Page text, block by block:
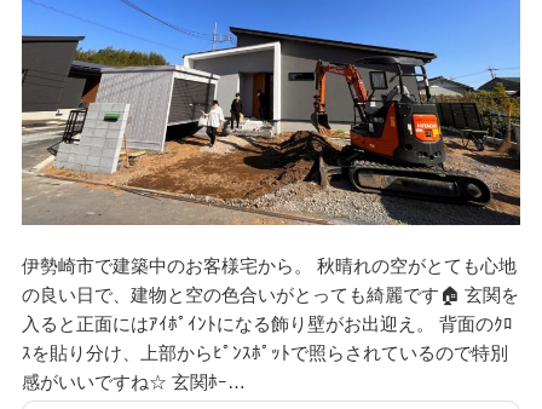
伊勢崎市で建築中のお客様宅から。 秋晴れの空がとても心地
の良い日で、建物と空の色合いがとっても綺麗です🏠 玄関を
入ると正面にはｱｲﾎﾟｲﾝﾄになる飾り壁がお出迎え。 背面のｸﾛ
ｽを貼り分け、上部からﾋﾟﾝｽﾎﾟｯﾄで照らされているので特別
感がいいですね☆ 玄関ﾎｰ…